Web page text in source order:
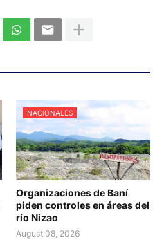
NACIONALES
Organizaciones de Baní
piden controles en áreas del
río Nizao
August 08, 2026